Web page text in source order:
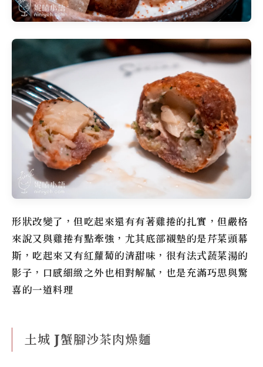
形狀改變了，但吃起來還有有著雞捲的扎實，但嚴格
來說又與雞捲有點牽強，尤其底部襯墊的是芹菜頭幕
斯，吃起來又有紅蘿蔔的清甜味，很有法式蔬菜湯的
影子，口感細緻之外也相對解膩，也是充滿巧思與驚
喜的一道料理
土城 J蟹腳沙茶肉燥麵